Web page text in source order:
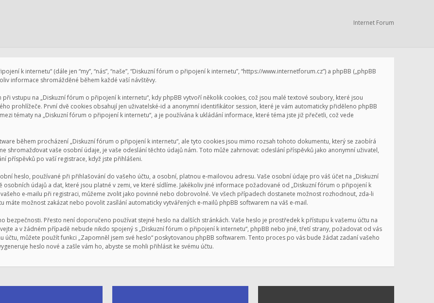
Internet Forum
k internetu“ (dále jen “my”, “nás”, “naše”, “Diskuzní fórum o připojení k internetu”, “https://www.internetforum.cz”) a phpBB („phpBB
informace shromážděné během každé vaší návštěvy.
vstupu na „Diskuzní fórum o připojení k internetu“, kdy phpBB vytvoří několik cookies, což jsou malé textové soubory, které jsou
prohlížeče. První dvě cookies obsahují jen uživatelské-id a anonymní identifikátor session, které je vám automaticky přiděleno phpBB
tématy na „Diskuzní fórum o připojení k internetu“, a je používána k ukládání informace, které téma jste již přečetli, což vede
během procházení „Diskuzní fórum o připojení k internetu“, ale tyto cookies jsou mimo rozsah tohoto dokumentu, který se zaobírá
shromažďovat vaše osobní údaje, je vaše odeslání těchto údajů nám. Toto může zahrnovat: odeslání příspěvků jako anonymní uživatel,
příspěvků po vaší registrace, když jste přihlášeni.
heslo, používané při přihlašování do vašeho účtu, a osobní, platnou e-mailovou adresu. Vaše osobní údaje pro váš účet na „Diskuzní
údajů a dat, které jsou platné v zemi, ve které sídlíme. Jakékoliv jiné informace požadované od „Diskuzní fórum o připojení k
e-mailu při registraci, můžeme zvolit jako povinné nebo dobrovolné. Ve všech případech dostanete možnost rozhodnout, zda-li
možnost zakázat nebo povolit zasílání automaticky vytvářených e-mailů phpBB softwarem na váš e-mail.
bezpečnosti. Přesto není doporučeno používat stejné heslo na dalších stránkách. Vaše heslo je prostředek k přístupu k vašemu účtu na
a v žádném případě nebude nikdo spojený s „Diskuzní fórum o připojení k internetu“, phpBB nebo jiné, třetí strany, požadovat od vás
účtu, můžete použít funkci „Zapomněl jsem své heslo“ poskytovanou phpBB softwarem. Tento proces po vás bude žádat zadaní vašeho
heslo nové a zašle vám ho, abyste se mohli přihlásit ke svému účtu.